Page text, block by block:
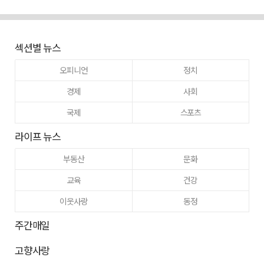
섹션별 뉴스
오피니언
정치
경제
사회
국제
스포츠
라이프 뉴스
부동산
문화
교육
건강
이웃사랑
동정
주간매일
고향사랑